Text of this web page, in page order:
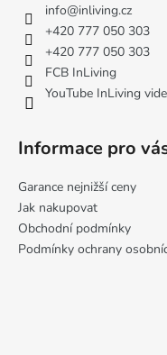
info@inliving.cz
+420 777 050 303
+420 777 050 303
FCB InLiving
YouTube InLiving
Informace pro
Garance nejnižší ceny
Jak nakupovat
Obchodní podmínky
Podmínky ochrany